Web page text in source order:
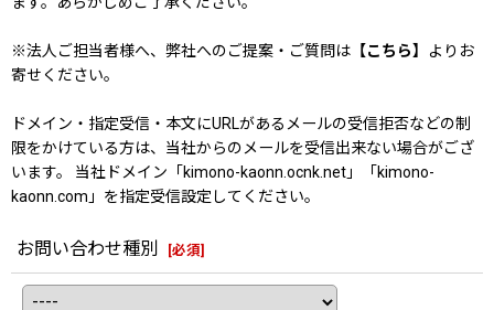
※法人ご担当者様へ、弊社へのご提案・ご質問は 【こちら】
よりお
寄せください。
ドメイン・指定受信・本文にURLがあるメールの受信拒否などの制
限をかけている方は、当社からのメールを受信出来ない場合がござ
います。 当社ドメイン「kimono-kaonn.ocnk.net」「kimono-
kaonn.com」を指定受信設定してください。
お問い合わせ種別 [必須]